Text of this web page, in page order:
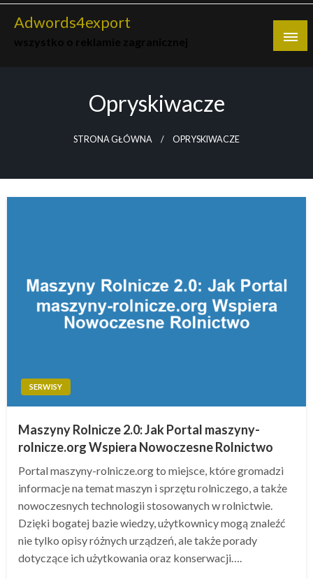
Skip
Adwords4export
Opryskiwacze
STRONA GŁÓWNA OPRYSKIWACZE
SERWISY
Maszyny Rolnicze 2.0: Jak Portal maszyny-
rolnicze.org Wspiera Nowoczesne Rolnictwo
Portal maszyny-rolnicze.org to miejsce, które gromadzi
informacje na temat maszyn i sprzętu rolniczego, a także
nowoczesnych technologii stosowanych w rolnictwie.
Dzięki bogatej bazie wiedzy, użytkownicy mogą znaleźć
nie tylko opisy różnych urządzeń, ale także porady
dotyczące ich użytkowania oraz konserwacji….